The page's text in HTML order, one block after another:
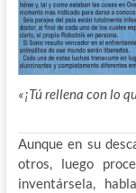
«¡Tú rellena con lo
Aunque en su
otros, luego
inventársela,